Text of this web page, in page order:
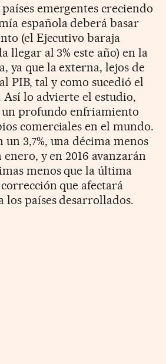
emergentes creciendo
española deberá basar
(el Ejecutivo baraja
llegar al 3% este año) en la
ya que la externa, lejos de
PIB, tal y como sucedió el
Así lo advierte el estudio,
profundo enfriamiento
comerciales en el mundo.
un 3,7%, una décima menos
y en 2016 avanzarán
menos que la última
que afectará
los países desarrollados.